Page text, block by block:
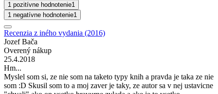
1 pozitívne hodnotenie1
1 negatívne hodnotenie1
Recenzia z iného vydania (2016)
Jozef Bača
Overený nákup
25.4.2018
Hm...
Myslel som si, ze nie som na taketo typy knih a pravda je taka ze nie
som :D Skusil som to a moj zaver je taky, ze autor sa v nej ustavicne